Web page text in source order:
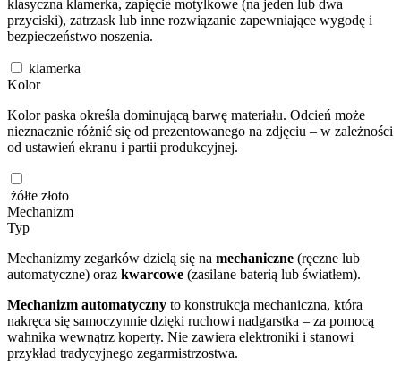
klasyczna klamerka, zapięcie motylkowe (na jeden lub dwa
przyciski), zatrzask lub inne rozwiązanie zapewniające wygodę i
bezpieczeństwo noszenia.
klamerka
Kolor
Kolor paska określa dominującą barwę materiału. Odcień może
nieznacznie różnić się od prezentowanego na zdjęciu – w zależności
od ustawień ekranu i partii produkcyjnej.
żółte złoto
Mechanizm
Typ
Mechanizmy zegarków dzielą się na mechaniczne (ręczne lub
automatyczne) oraz kwarcowe (zasilane baterią lub światłem).
Mechanizm automatyczny to konstrukcja mechaniczna, która
nakręca się samoczynnie dzięki ruchowi nadgarstka – za pomocą
wahnika wewnątrz koperty. Nie zawiera elektroniki i stanowi
przykład tradycyjnego zegarmistrzostwa.